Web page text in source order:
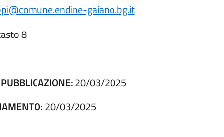
gaiano.bg.it
8
20/03/2025
20/03/2025